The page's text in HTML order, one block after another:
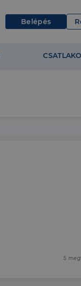
Belépés
5